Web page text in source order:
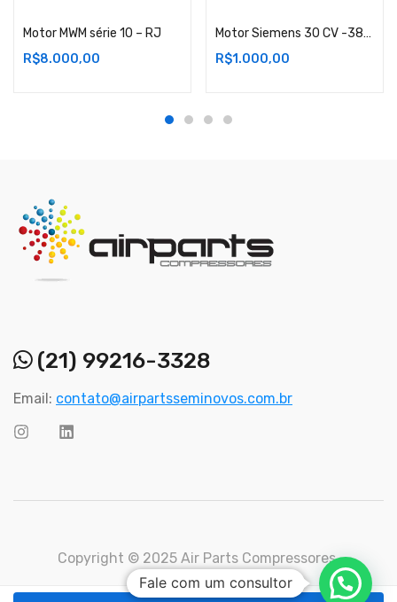
Motor MWM série 10 – RJ
R$8.000,00
Motor Siemens 30 CV -380 V queimado – SP
R$1.000,00
(21) 99216-3328
Email: contato@airpartsseminovos.com.br
Copyright © 2025 Air Parts Compressores.
Fale com um consultor